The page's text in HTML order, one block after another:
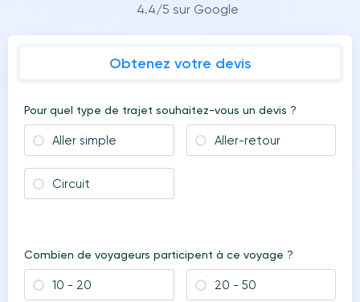
4.4/5 sur Google
Obtenez votre devis
Pour quel type de trajet souhaitez-vous un devis ?
Aller simple Aller-retour
Circuit
Combien de voyageurs participent à ce voyage ?
10 - 20 20 - 50